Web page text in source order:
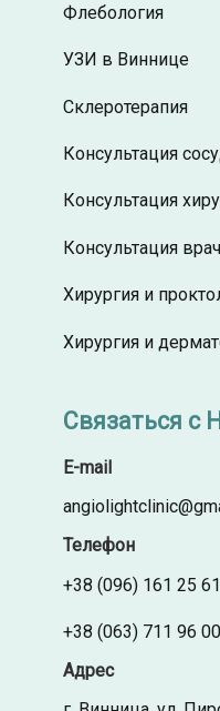
Флебология
УЗИ в Виннице
Склеротерапия
Консультация
Консультация
Консультация
Хирургия и
Хирургия и
Связаться с
E-mail
Телефон
+38 (096) 161 25 61
+38 (063) 711 96 00
Адрес